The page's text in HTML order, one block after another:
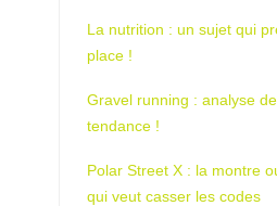
La nutrition : un sujet qui
place !
Gravel running : analyse
tendance !
Polar Street X : la montre
qui veut casser les codes